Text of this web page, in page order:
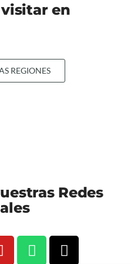
en
REGIONES
Redes